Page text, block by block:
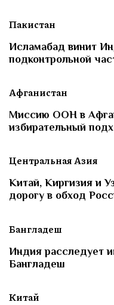
Пакистан
Исламабад винит
подконтрольной
Афганистан
Миссию ООН в
избирательный
Центральная Азия
Китай, Киргизия и
дорогу в обход
Бангладеш
Индия расследует
Бангладеш
Китай